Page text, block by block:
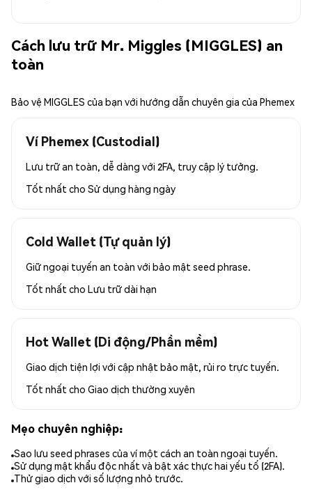
Cách lưu trữ Mr. Miggles (MIGGLES) an
toàn
Bảo vệ MIGGLES của bạn với hướng dẫn chuyên gia của Phemex
Ví Phemex (Custodial)
Lưu trữ an toàn, dễ dàng với 2FA, truy cập lý tưởng.
Tốt nhất cho Sử dụng hàng ngày
Cold Wallet (Tự quản lý)
Giữ ngoại tuyến an toàn với bảo mật seed phrase.
Tốt nhất cho Lưu trữ dài hạn
Hot Wallet (Di động/Phần mềm)
Giao dịch tiện lợi với cập nhật bảo mật, rủi ro trực tuyến.
Tốt nhất cho Giao dịch thường xuyên
Mẹo chuyên nghiệp:
Sao lưu seed phrases của ví một cách an toàn ngoại tuyến.
Sử dụng mật khẩu độc nhất và bật xác thực hai yếu tố (2FA).
Thử giao dịch với số lượng nhỏ trước.